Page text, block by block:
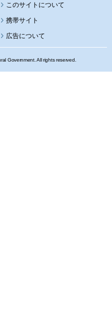
このサイトについて
携帯サイト
広告について
Government. All rights reserved.